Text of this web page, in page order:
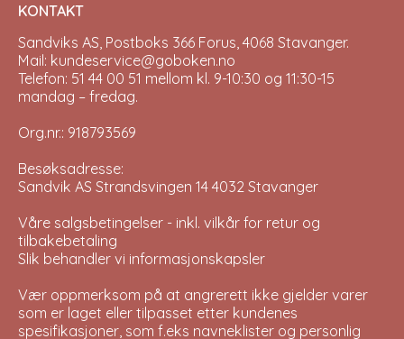
KONTAKT
Sandviks AS, Postboks 366 Forus, 4068 Stavanger.
Mail: kundeservice@goboken.no
Telefon: 51 44 00 51 mellom kl. 9-10:30 og 11:30-15
mandag – fredag.
Org.nr.: 918793569
Besøksadresse:
Sandvik AS Strandsvingen 14 4032 Stavanger
Våre salgsbetingelser - inkl. vilkår for retur og
tilbakebetaling
Slik behandler vi informasjonskapsler
Vær oppmerksom på at angrerett ikke gjelder varer
som er laget eller tilpasset etter kundenes
spesifikasjoner, som f.eks navneklister og personlig